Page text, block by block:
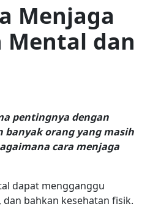
Menjaga
Mental dan
pentingnya dengan
banyak orang yang masih
cara menjaga
dapat mengganggu
bahkan kesehatan fisik.